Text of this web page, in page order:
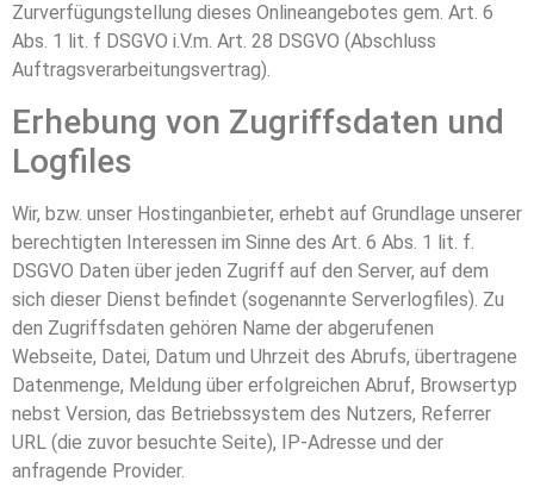
Zurverfügungstellung dieses Onlineangebotes gem. Art. 6
Abs. 1 lit. f DSGVO i.V.m. Art. 28 DSGVO (Abschluss
Auftragsverarbeitungsvertrag).
Erhebung von Zugriffsdaten und
Logfiles
Wir, bzw. unser Hostinganbieter, erhebt auf Grundlage unserer
berechtigten Interessen im Sinne des Art. 6 Abs. 1 lit. f.
DSGVO Daten über jeden Zugriff auf den Server, auf dem
sich dieser Dienst befindet (sogenannte Serverlogfiles). Zu
den Zugriffsdaten gehören Name der abgerufenen
Webseite, Datei, Datum und Uhrzeit des Abrufs, übertragene
Datenmenge, Meldung über erfolgreichen Abruf, Browsertyp
nebst Version, das Betriebssystem des Nutzers, Referrer
URL (die zuvor besuchte Seite), IP-Adresse und der
anfragende Provider.